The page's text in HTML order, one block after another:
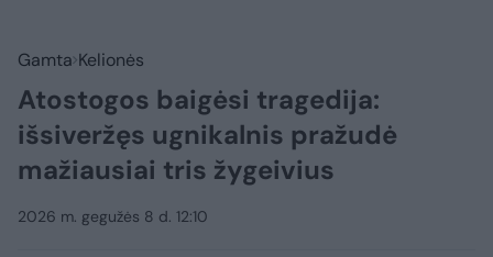
Gamta Kelionės
Atostogos baigėsi tragedija:
išsiveržęs ugnikalnis pražudė
mažiausiai tris žygeivius
2026 m. gegužės 8 d. 12:10